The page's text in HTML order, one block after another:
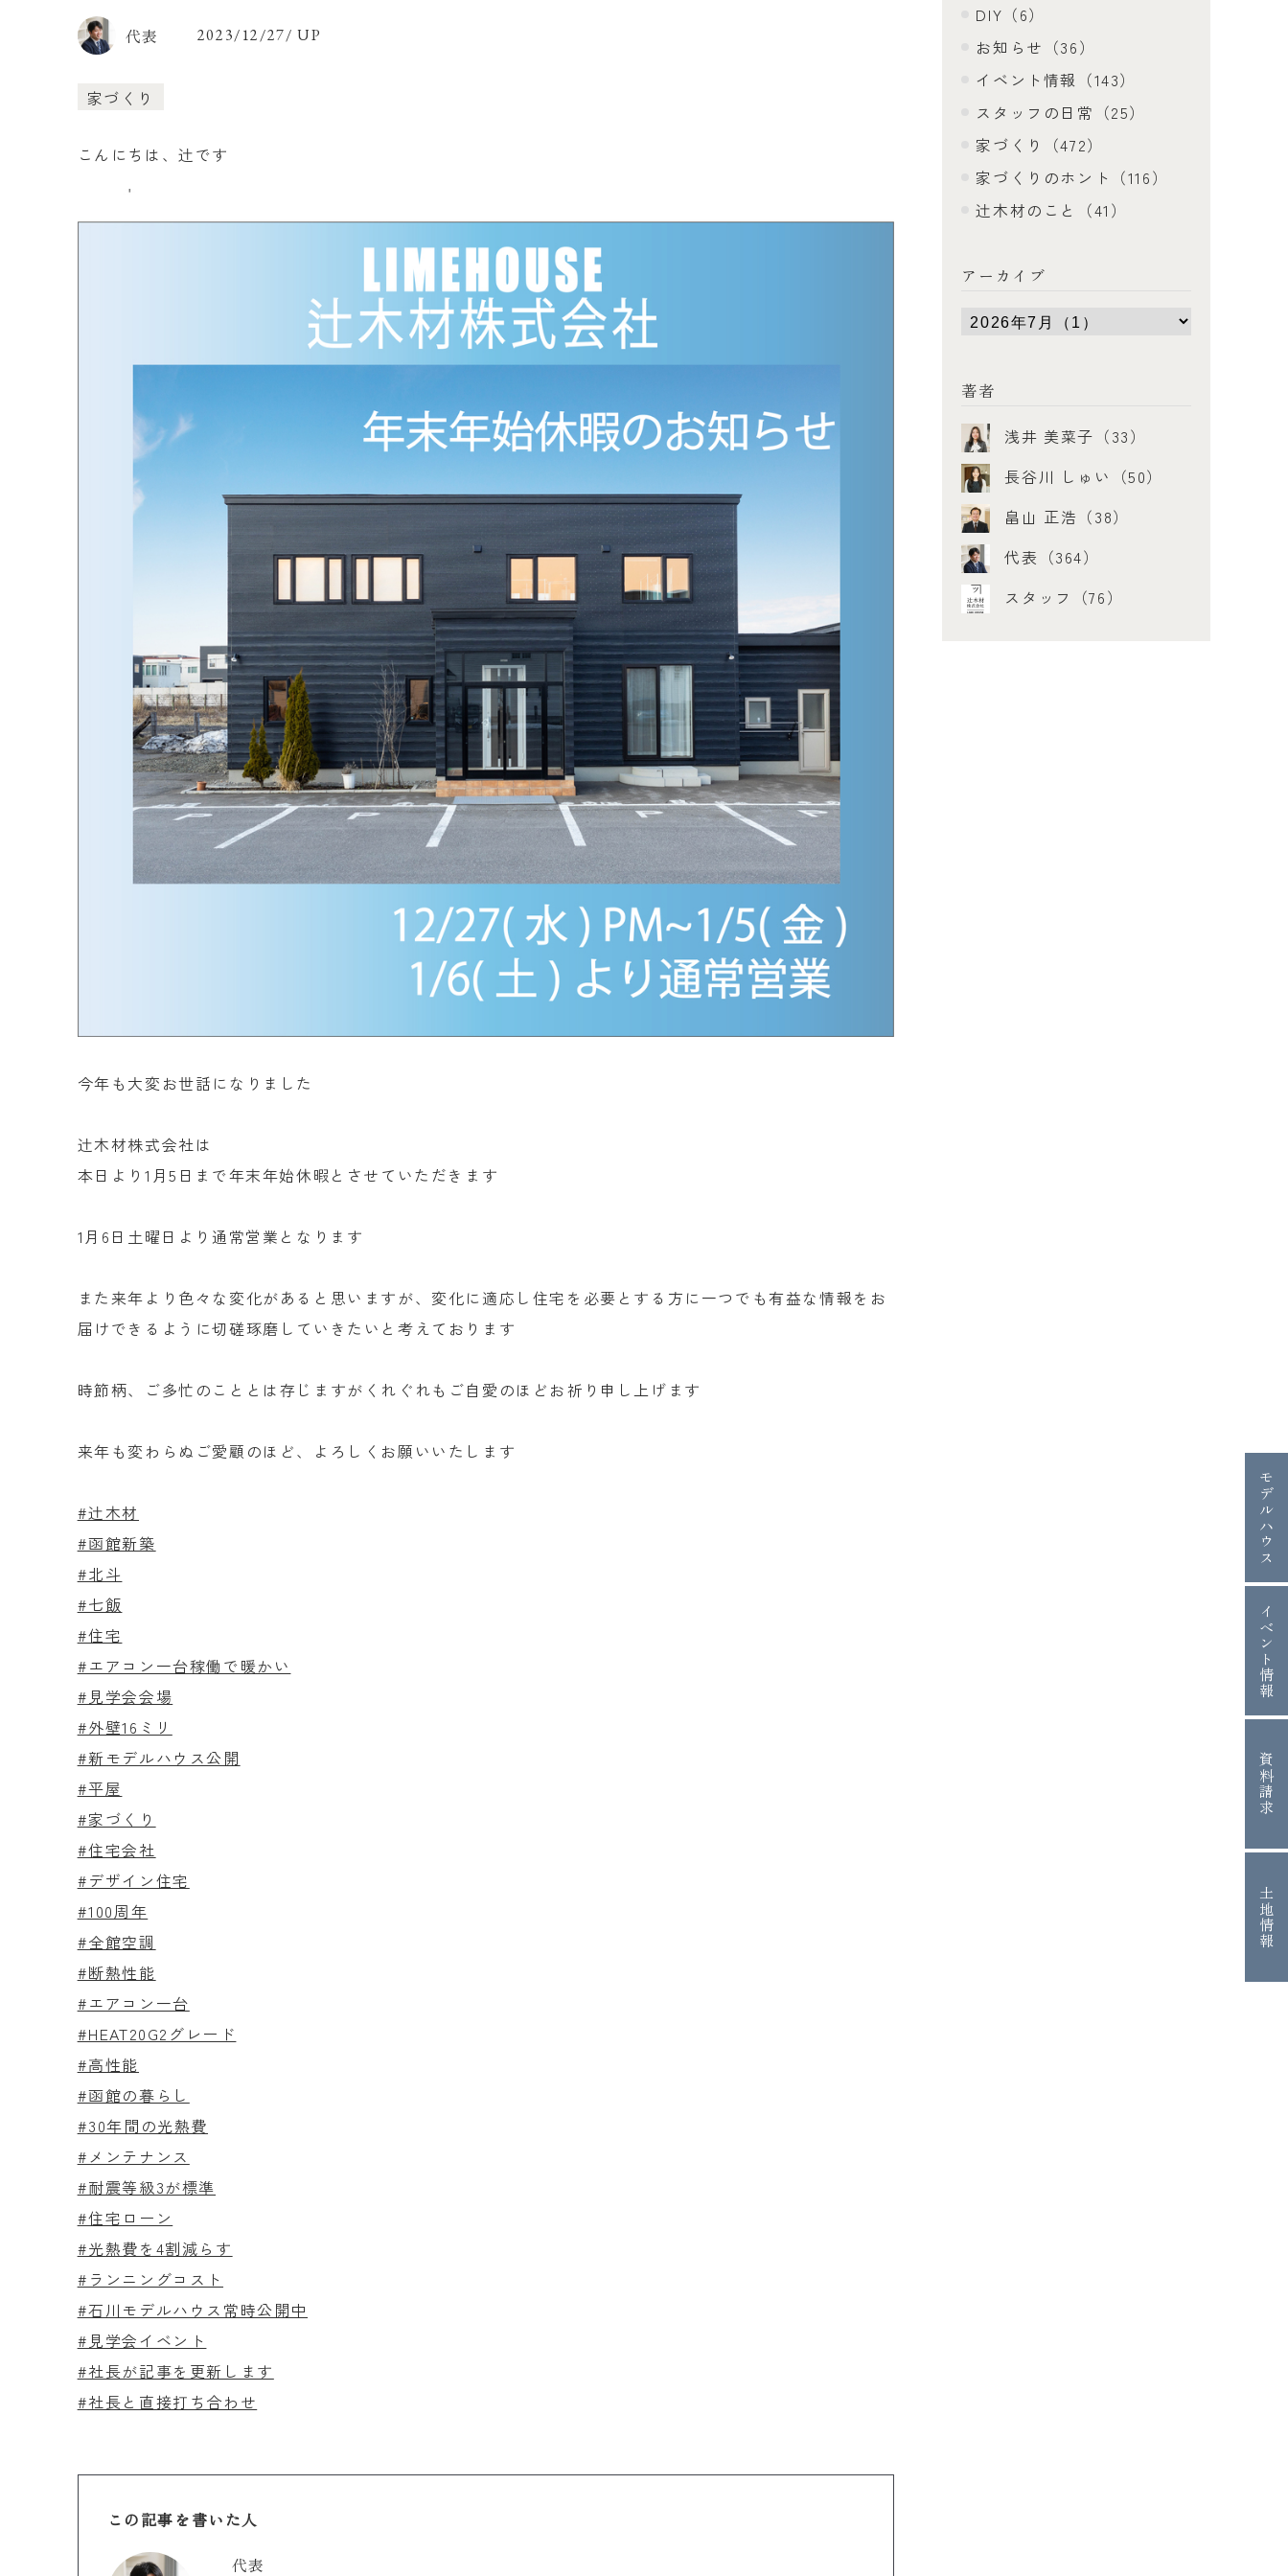
モデルハウス
イベント情報
資料請求
土地情報
代表 2023/12/27/ UP
家づくり
こんにちは、辻です
今年も大変お世話になりました
辻木材株式会社は
本日より1月5日まで年末年始休暇とさせていただきます
1月6日土曜日より通常営業となります
また来年より色々な変化があると思いますが、変化に適応し住宅を必要とする方に一つでも有益な情報をお
届けできるように切磋琢磨していきたいと考えております
時節柄、ご多忙のこととは存じますがくれぐれもご自愛のほどお祈り申し上げます
来年も変わらぬご愛顧のほど、よろしくお願いいたします
#辻木材
#函館新築
#北斗
#七飯
#住宅
#エアコン一台稼働で暖かい
#見学会会場
#外壁16ミリ
#新モデルハウス公開
#平屋
#家づくり
#住宅会社
#デザイン住宅
#100周年
#全館空調
#断熱性能
#エアコン一台
#HEAT20G2グレード
#高性能
#函館の暮らし
#30年間の光熱費
#メンテナンス
#耐震等級3が標準
#住宅ローン
#光熱費を4割減らす
#ランニングコスト
#石川モデルハウス常時公開中
#見学会イベント
#社長が記事を更新します
#社長と直接打ち合わせ
この記事を書いた人
代表
DIY（6）
お知らせ（36）
イベント情報（143）
スタッフの日常（25）
家づくり（472）
家づくりのホント（116）
辻木材のこと（41）
アーカイブ
著者
浅井 美菜子（33）
長谷川 しゅい（50）
畠山 正浩（38）
代表（364）
スタッフ（76）